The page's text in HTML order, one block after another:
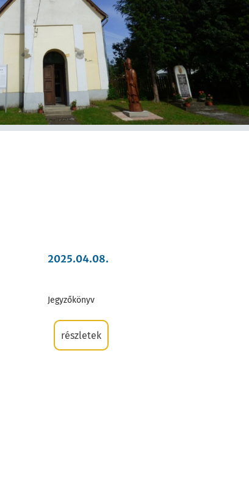
KÖZÉRDEKŰ
ADATOK
Képviselő-Testületi
Ülések
Előterjesztés
2025.04.08.
Jegyzőkönyv
részletek